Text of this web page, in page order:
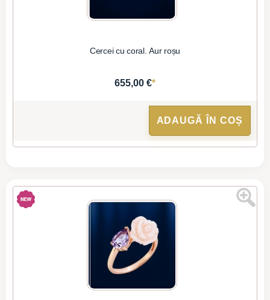
Cercei cu coral. Aur roșu
655,00 €*
ADAUGĂ ÎN COȘ